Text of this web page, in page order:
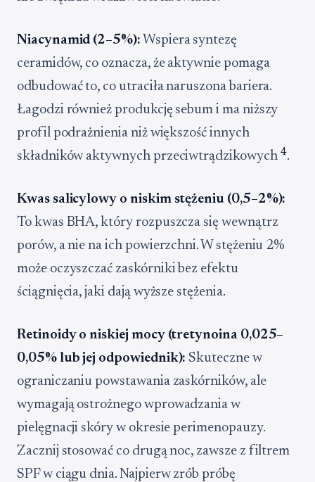
Niacynamid (2–5%): Wspiera syntezę
ceramidów, co oznacza, że aktywnie pomaga
odbudować to, co utraciła naruszona bariera.
Łagodzi również produkcję sebum i ma niższy
profil podrażnienia niż większość innych
składników aktywnych przeciwtrądzikowych 4.
Kwas salicylowy o niskim stężeniu (0,5–2%):
To kwas BHA, który rozpuszcza się wewnątrz
porów, a nie na ich powierzchni. W stężeniu 2%
może oczyszczać zaskórniki bez efektu
ściągnięcia, jaki dają wyższe stężenia.
Retinoidy o niskiej mocy (tretynoina 0,025–
0,05% lub jej odpowiednik): Skuteczne w
ograniczaniu powstawania zaskórników, ale
wymagają ostrożnego wprowadzania w
pielęgnacji skóry w okresie perimenopauzy.
Zacznij stosować co drugą noc, zawsze z filtrem
SPF w ciągu dnia. Najpierw zrób próbę